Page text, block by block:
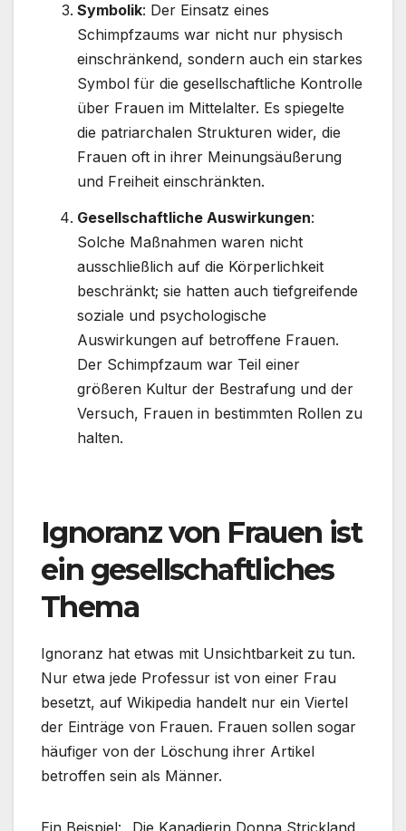
Symbolik: Der Einsatz eines
Schimpfzaums war nicht nur physisch
einschränkend, sondern auch ein starkes
Symbol für die gesellschaftliche Kontrolle
über Frauen im Mittelalter. Es spiegelte
die patriarchalen Strukturen wider, die
Frauen oft in ihrer Meinungsäußerung
und Freiheit einschränkten.
Gesellschaftliche Auswirkungen:
Solche Maßnahmen waren nicht
ausschließlich auf die Körperlichkeit
beschränkt; sie hatten auch tiefgreifende
soziale und psychologische
Auswirkungen auf betroffene Frauen.
Der Schimpfzaum war Teil einer
größeren Kultur der Bestrafung und der
Versuch, Frauen in bestimmten Rollen zu
halten.
Ignoranz von Frauen ist
ein gesellschaftliches
Thema
Ignoranz hat etwas mit Unsichtbarkeit zu tun.
Nur etwa jede Professur ist von einer Frau
besetzt, auf Wikipedia handelt nur ein Viertel
der Einträge von Frauen. Frauen sollen sogar
häufiger von der Löschung ihrer Artikel
betroffen sein als Männer.
Ein Beispiel: „Die Kanadierin Donna Strickland